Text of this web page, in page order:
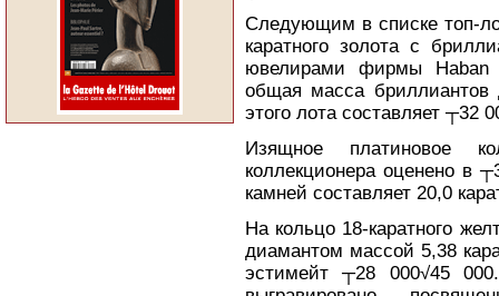
Следующим в списке топ-
каратного золота с
ювелирами фирмы Haban
общая масса бриллиантов
этого лота составляет ┬32
Изящное платиновое
коллекционера оценено в
камней составляет 20,0
На кольцо 18-каратного
диамантом массой 5,38
эстимейт ┬28 000√45